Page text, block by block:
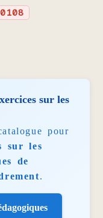
sur les
pour
sur les
de
.